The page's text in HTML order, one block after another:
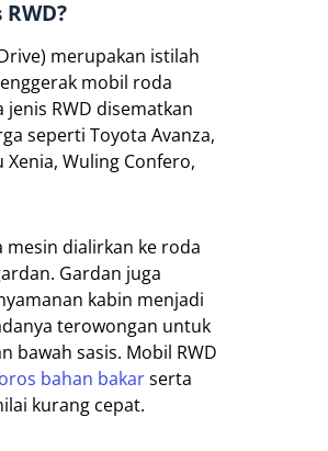
merupakan istilah
mobil roda
jenis RWD disematkan
seperti Toyota Avanza,
Wuling Confero,
mesin dialirkan ke roda
Gardan juga
kabin menjadi
terowongan untuk
bawah sasis. Mobil RWD
bahan bakarserta
kurang cepat.